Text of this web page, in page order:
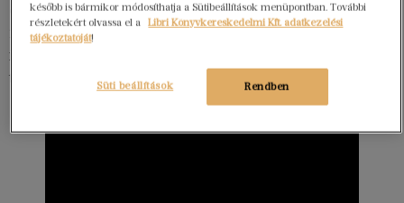
címre keresztelt albumra, ami, ahogy a szerző
fogalmaz „részletes beszámoló marginalizált fiatalok
intézményes megaláztatottságáról és túlélési
taktikáiról.”
később is bármikor módosíthatja a Sütibeállítások menüpontban. További
részletekért olvassa el a
Libri Könyvkereskedelmi Kft. adatkezelési
tájékoztatóját!
Rendben
Süti beállítások